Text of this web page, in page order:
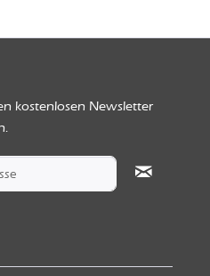
kostenlosen Newsletter